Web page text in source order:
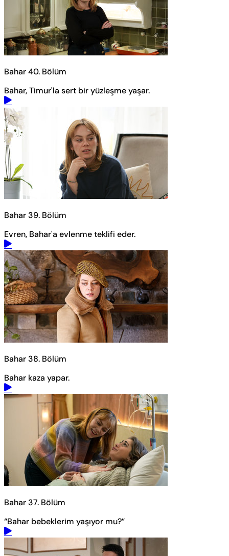
Bahar 40. Bölüm
Bahar, Timur'la sert bir yüzleşme yaşar.
Bahar 39. Bölüm
Evren, Bahar'a evlenme teklifi eder.
Bahar 38. Bölüm
Bahar kaza yapar.
Bahar 37. Bölüm
“Bahar bebeklerim yaşıyor mu?”